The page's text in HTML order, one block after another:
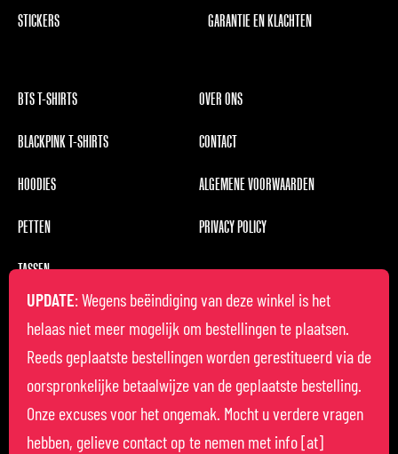
STICKERS GARANTIE EN KLACHTEN
BTS T-SHIRTS
BLACKPINK T-SHIRTS
HOODIES
PETTEN
TASSEN
OVER ONS
CONTACT
ALGEMENE VOORWAARDEN
PRIVACY POLICY
UPDATE: Wegens beëindiging van deze winkel is het
helaas niet meer mogelijk om bestellingen te plaatsen.
Reeds geplaatste bestellingen worden gerestitueerd via de
oorspronkelijke betaalwijze van de geplaatste bestelling.
Onze excuses voor het ongemak. Mocht u verdere vragen
hebben, gelieve contact op te nemen met info [at]